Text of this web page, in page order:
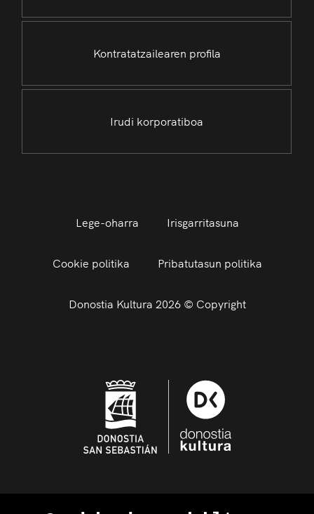
Kontratatzailearen profila
Irudi korporatiboa
Lege-oharra Irisgarritasuna
Cookie politika Pribatutasun politika
Donostia Kultura 2026 © Copyright